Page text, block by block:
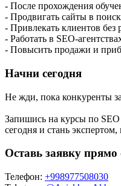
- После прохождения
- Продвигать сайты в
- Привлекать клиентов без
- Работать в SEO-
- Повысить продажи и
Начни сегодня
Не жди, пока конкуренты
Запишись на курсы по
сегодня и стань
Оставь заявку прямо
Телефон: +998977508030